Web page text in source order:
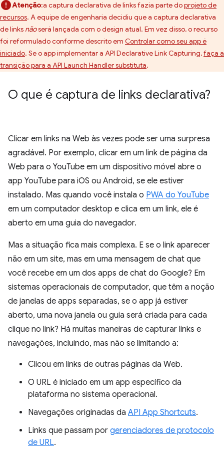
Atenção:a captura declarativa de links fazia parte doprojeto de
recursos. A equipe de engenharia decidiu que a captura declarativa
de links nãoserá lançada com o design atual. Em vez disso, o recurso
foi reformulado conforme descrito em Controlar como seu app é
iniciado. Se o app implementar a API Declarative Link Capturing,faça a
transição para a API Launch Handler substituta.
O que é captura de links declarativa?
Clicar em links na Web às vezes pode ser uma surpresa
agradável. Por exemplo, clicar em um link de página da
Web para o YouTube em um dispositivo móvel abre o
app YouTube para iOS ou Android, se ele estiver
instalado. Mas quando você instala o PWA do YouTube
em um computador desktop e clica em um link, ele é
aberto em uma guia do navegador.
Mas a situação fica mais complexa. E se o link aparecer
não em um site, mas em uma mensagem de chat que
você recebe em um dos apps de chat do Google? Em
sistemas operacionais de computador, que têm a noção
de janelas de apps separadas, se o app já estiver
aberto, uma nova janela ou guia será criada para cada
clique no link? Há muitas maneiras de capturar links e
navegações, incluindo, mas não se limitando a:
Clicou em links de outras páginas da Web.
O URL é iniciado em um app específico da
plataforma no sistema operacional.
Navegações originadas da API App Shortcuts.
Links que passam por gerenciadores de protocolo
de URL.